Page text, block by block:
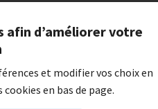
afin d’améliorer votre
et modifier vos choix en
en bas de page.